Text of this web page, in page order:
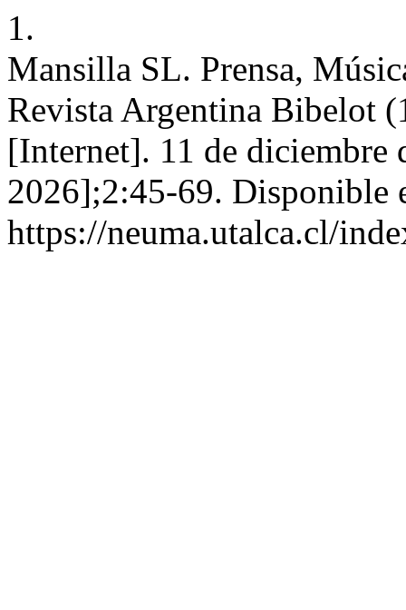
1.
Mansilla SL. Prensa,
Revista Argentina Bibelot
[Internet]. 11 de diciembre
2026];2:45-69. Disponible
https://neuma.utalca.cl/